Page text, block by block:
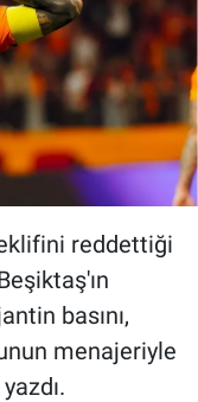
reddettiği
basını,
menajeriyle